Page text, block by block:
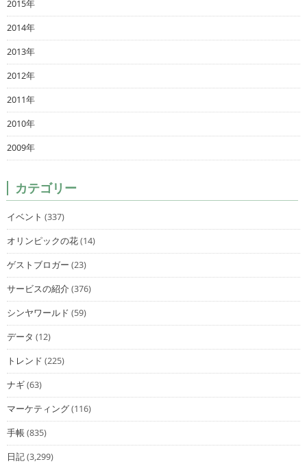
2015年
2014年
2013年
2012年
2011年
2010年
2009年
カテゴリー
イベント (337)
オリンピックの花(14)
ゲストブロガー (23)
サービスの紹介(376)
シンヤワールド (59)
データ (12)
トレンド (225)
ナギ(63)
マーケティング(116)
手帳(835)
日記(3,299)